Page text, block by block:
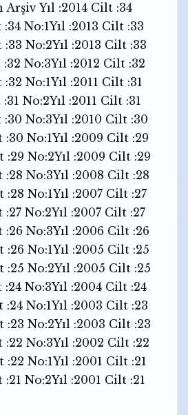
Yıl :2014 Cilt :34
No:1Yıl :2013 Cilt :33
No:2Yıl :2013 Cilt :33
No:3Yıl :2012 Cilt :32
No:1Yıl :2011 Cilt :31
No:2Yıl :2011 Cilt :31
:30 No:3Yıl :2010 Cilt :30
:30 No:1Yıl :2009 Cilt :29
:29 No:2Yıl :2009 Cilt :29
:28 No:3Yıl :2008 Cilt :28
:28 No:1Yıl :2007 Cilt :27
No:2Yıl :2007 Cilt :27
:26 No:3Yıl :2006 Cilt :26
:26 No:1Yıl :2005 Cilt :25
:25 No:2Yıl :2005 Cilt :25
:24 No:3Yıl :2004 Cilt :24
:24 No:1Yıl :2003 Cilt :23
:23 No:2Yıl :2003 Cilt :23
:22 No:3Yıl :2002 Cilt :22
No:1Yıl :2001 Cilt :21
No:2Yıl :2001 Cilt :21